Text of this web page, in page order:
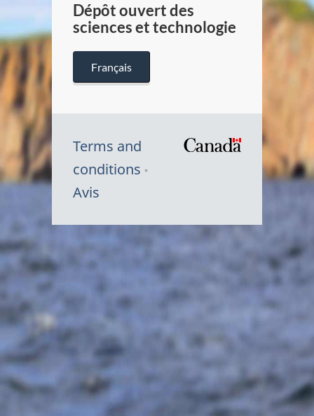
Dépôt ouvert des
sciences et technologie
Français
Terms and
conditions
Avis
Symbole
Canada